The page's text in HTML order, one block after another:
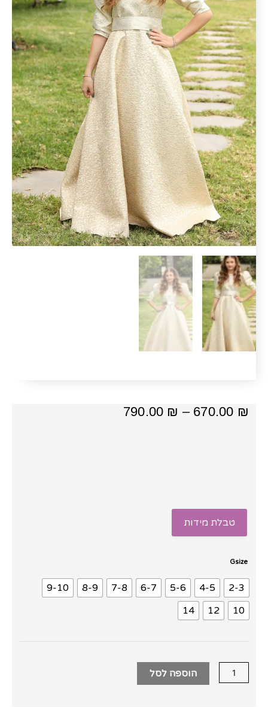
670.00 ₪
–
790.00 ₪
טבלת מידות
Gsize
2-3
4-5
5-6
6-7
7-8
8-9
9-10
10
12
14
כמות
שמלת
מקסי
בורקד
הוספה לסל